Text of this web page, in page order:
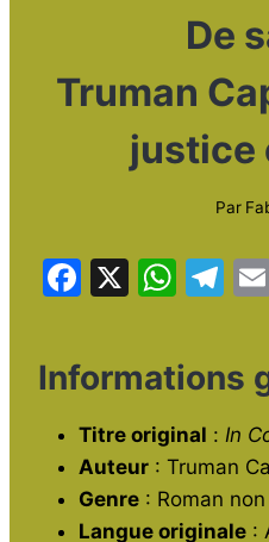
De
Truman
justice
Par
F
e
b
o
o
X
W
at
s
A
p
p
T
gr
a
m
Informations
Titre original : In
Auteur : Truman
Genre : Roman
Langue originale :